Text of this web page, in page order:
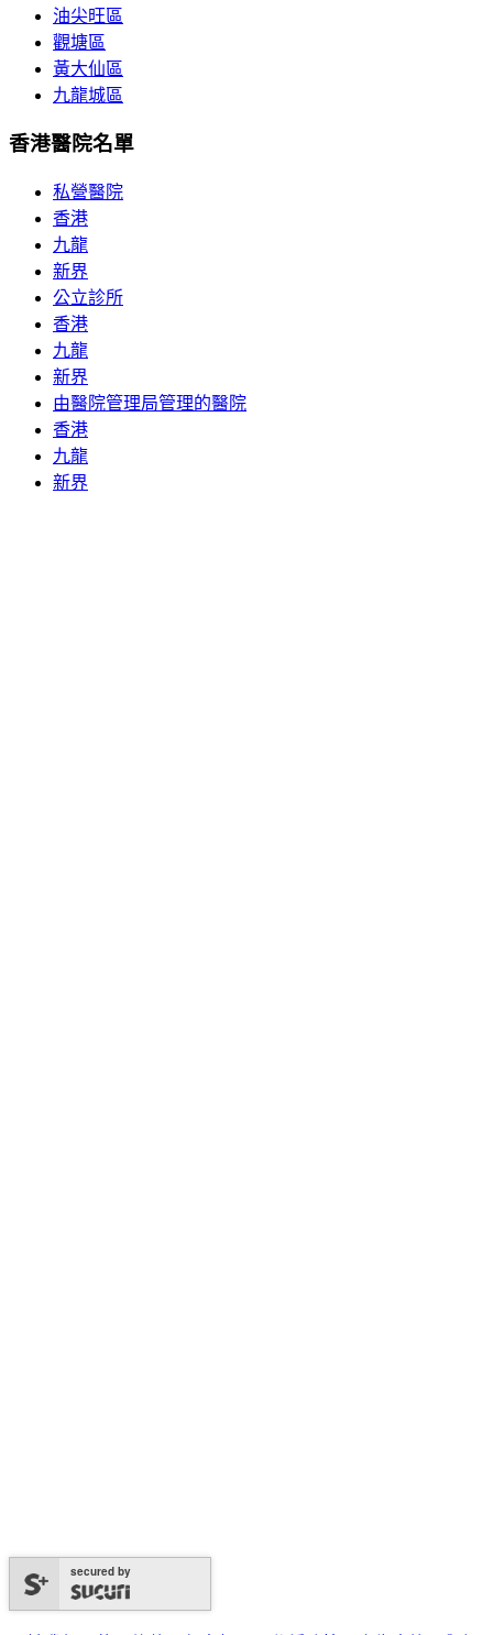
油尖旺區
觀塘區
黃大仙區
九龍城區
香港醫院名單
私營醫院
香港
九龍
新界
公立診所
香港
九龍
新界
由醫院管理局管理的醫院
香港
九龍
新界
secured by